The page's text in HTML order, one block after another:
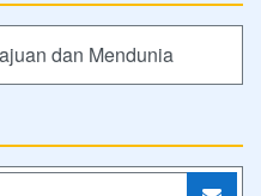
dan Mendunia